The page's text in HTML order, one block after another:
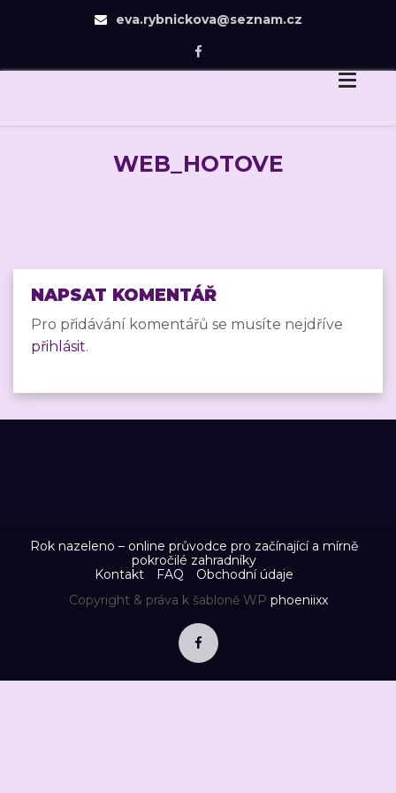
eva.rybnickova@seznam.cz
content
WEB_HOTOVE
NAPSAT KOMENTÁŘ
Pro přidávání komentářů se musíte nejdříve
přihlásit.
Rok nazeleno – online průvodce pro začínající a mírně
pokročilé zahradníky
Kontakt
FAQ
Obchodní údaje
Copyright & práva k šabloně WP phoeniixx